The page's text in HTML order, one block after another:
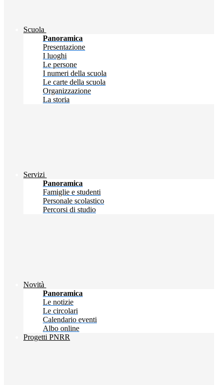
Scuola
Panoramica
Presentazione
I luoghi
Le persone
I numeri della scuola
Le carte della scuola
Organizzazione
La storia
Servizi
Panoramica
Famiglie e studenti
Personale scolastico
Percorsi di studio
Novità
Panoramica
Le notizie
Le circolari
Calendario eventi
Albo online
Progetti PNRR